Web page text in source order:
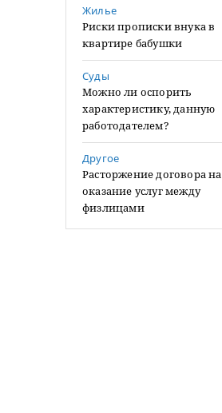
Жилье
Риски прописки внука в
квартире бабушки
Суды
Можно ли оспорить
характеристику, данную
работодателем?
Другое
Расторжение договора на
оказание услуг между
физлицами